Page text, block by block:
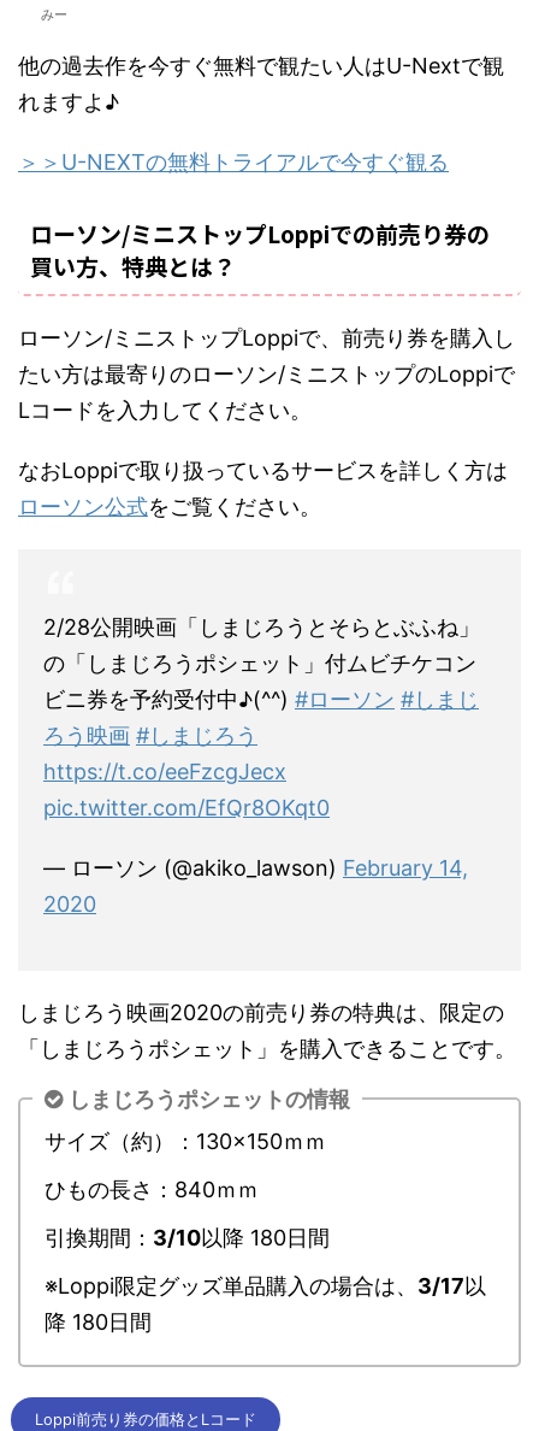
みー
他の過去作を今すぐ無料で観たい人はU-Nextで観
れますよ♪
＞＞ U-NEXTの無料トライアルで今すぐ観る
ローソン/ミニストップLoppiでの前売り券の
買い方、特典とは？
ローソン/ミニストップLoppiで、前売り券を購入し
たい方は最寄りのローソン/ミニストップのLoppiで
Lコードを入力してください。
なおLoppiで取り扱っているサービスを詳しく方は
ローソン公式をご覧ください。
2/28公開映画「しまじろうとそらとぶふね」
の「しまじろうポシェット」付ムビチケコン
ビニ券を予約受付中♪(^^) #ローソン #しまじ
ろう映画 #しまじろう
https://t.co/eeFzcgJecx
pic.twitter.com/EfQr8OKqt0
— ローソン (@akiko_lawson) February 14,
2020
しまじろう映画2020の前売り券の特典は、限定の
「しまじろうポシェット」を購入できることです。
しまじろうポシェットの情報
サイズ（約）：130×150ｍｍ
ひもの長さ：840ｍｍ
引換期間： 3/10以降 180日間
※Loppi限定グッズ単品購入の場合は、 3/17以
降 180日間
Loppi前売り券の価格とLコード